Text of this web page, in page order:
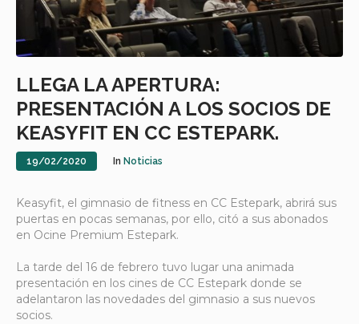
LLEGA LA APERTURA:
PRESENTACIÓN A LOS SOCIOS DE
KEASYFIT EN CC ESTEPARK.
19/02/2020 In Noticias
Keasyfit, el gimnasio de fitness en CC Estepark, abrirá sus
puertas en pocas semanas, por ello, citó a sus abonados
en Ocine Premium Estepark.
La tarde del 16 de febrero tuvo lugar una animada
presentación en los cines de CC Estepark donde se
adelantaron las novedades del gimnasio a sus nuevos
socios.